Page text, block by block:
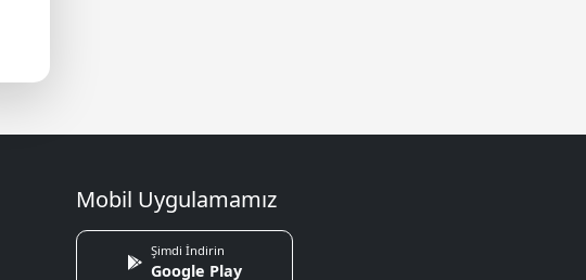
Mobil Uygulamamız
Şimdi İndirin
Google Play